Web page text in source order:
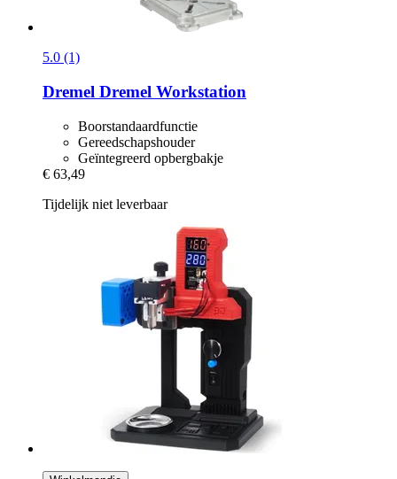
5.0 (1)
Dremel Dremel Workstation
Boorstandaardfunctie
Gereedschapshouder
Geïntegreerd opbergbakje
€ 63,49
Tijdelijk niet leverbaar